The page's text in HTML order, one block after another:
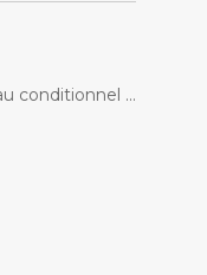
conditionnel ...